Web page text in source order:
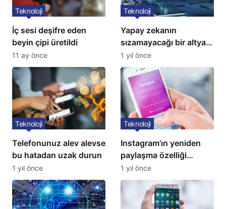
İç sesi deşifre eden
beyin çipi üretildi
Teknoloji
11 ay önce
Yapay zekanın
sızamayacağı bir altyapı
geliştirildi
Teknoloji
1 yıl önce
Telefonunuz alev alevse
bu hatadan uzak durun
Teknoloji
1 yıl önce
Instagram’ın yeniden
paylaşma özelliği
kullanıma açıldı
Teknoloji
1 yıl önce